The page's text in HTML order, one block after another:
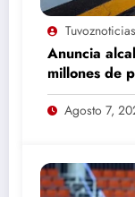
Anuncia
millones de
calles en
Agosto 7,